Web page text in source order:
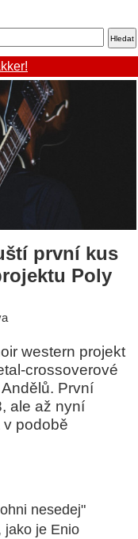
první kus
Poly
western projekt
crossoverové
První
ale až nyní
podobě
nesedej"
jako je Enio